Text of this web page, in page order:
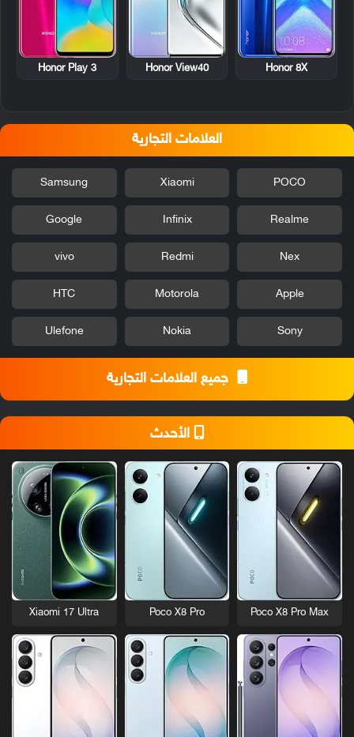
Honor 8X
Honor View40
Honor Play 3
العلامات التجارية
POCO
Xiaomi
Samsung
Realme
Infinix
Google
Nex
Redmi
vivo
Apple
Motorola
HTC
Sony
Nokia
Ulefone
جميع العلامات التجارية
الأحدث
Poco X8 Pro Max
Poco X8 Pro
Xiaomi 17 Ultra